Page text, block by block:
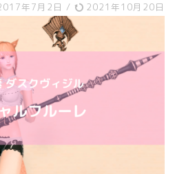
年7月2日 / 2021年10月20日